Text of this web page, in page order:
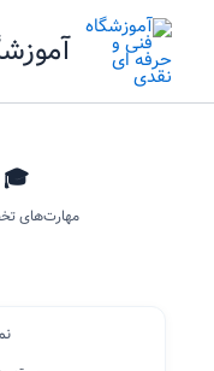
🎓
مهارت‌های